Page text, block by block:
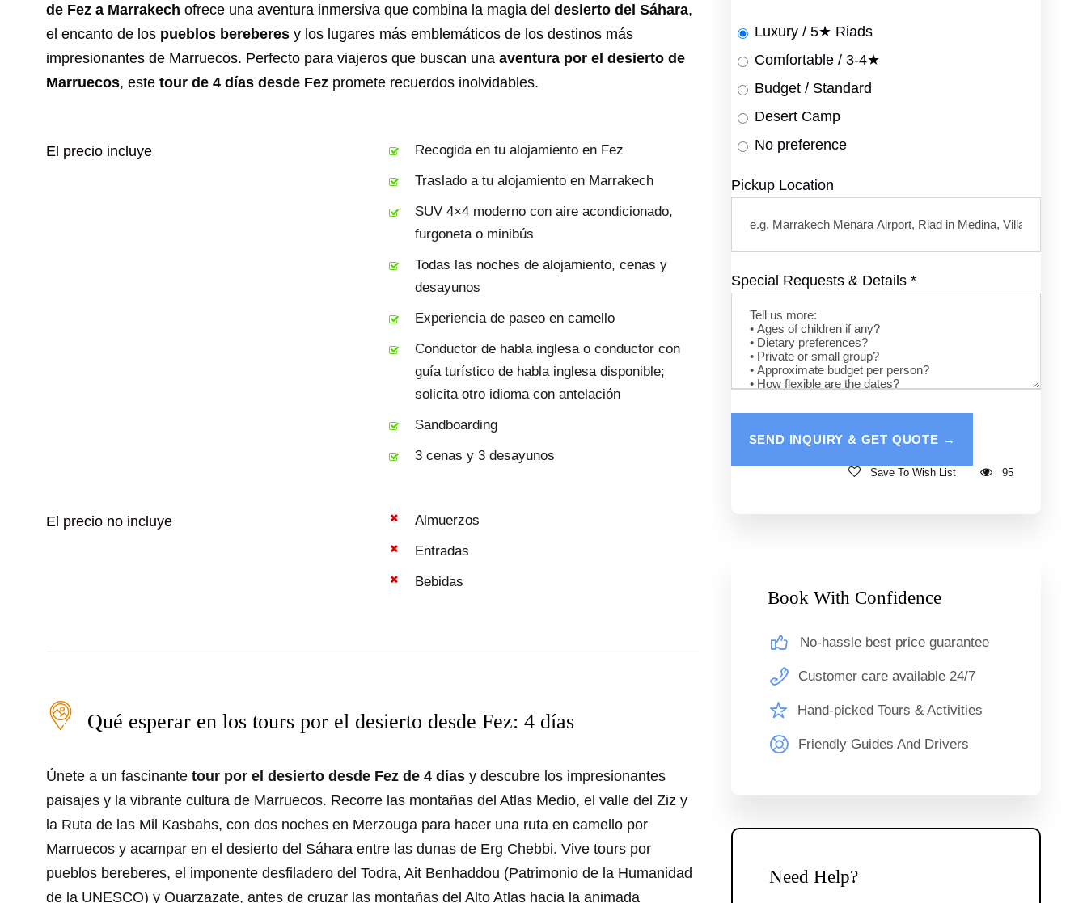
de Fez a Marrakech ofrece una aventura inmersiva que combina la magia del desierto del Sáhara,
el encanto de los pueblos bereberes y los lugares más emblemáticos de los destinos más
impresionantes de Marruecos. Perfecto para viajeros que buscan una aventura por el desierto de
Marruecos, este tour de 4 días desde Fez promete recuerdos inolvidables.
El precio incluye
Recogida en tu alojamiento en Fez
Traslado a tu alojamiento en Marrakech
SUV 4×4 moderno con aire acondicionado,
furgoneta o minibús
Todas las noches de alojamiento, cenas y
desayunos
Experiencia de paseo en camello
Conductor de habla inglesa o conductor con
guía turístico de habla inglesa disponible;
solicita otro idioma con antelación
Sandboarding
3 cenas y 3 desayunos
El precio no incluye
Almuerzos
Entradas
Bebidas
Qué esperar en los tours por el desierto desde Fez: 4 días
Únete a un fascinante tour por el desierto desde Fez de 4 días y descubre los impresionantes
paisajes y la vibrante cultura de Marruecos. Recorre las montañas del Atlas Medio, el valle del Ziz y
la Ruta de las Mil Kasbahs, con dos noches en Merzouga para hacer una ruta en camello por
Marruecos y acampar en el desierto del Sáhara entre las dunas de Erg Chebbi. Vive tours por
pueblos bereberes, el imponente desfiladero del Todra, Ait Benhaddou (Patrimonio de la Humanidad
de la UNESCO) y Ouarzazate, antes de cruzar las montañas del Alto Atlas hacia la animada
Luxury / 5★ Riads
Comfortable / 3-4★
Budget / Standard
Desert Camp
No preference
Pickup Location
Special Requests & Details *
Save To Wish List 95
Book With Confidence
No-hassle best price guarantee
Customer care available 24/7
Hand-picked Tours & Activities
Friendly Guides And Drivers
Need Help?